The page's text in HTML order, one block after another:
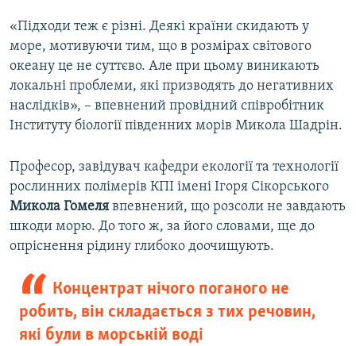
«Підходи теж є різні. Деякі країни скидають у
море, мотивуючи тим, що в розмірах світового
океану це не суттєво. Але при цьому виникають
локальні проблеми, які призводять до негативних
наслідків», – впевнений провідний співробітник
Інституту біології південних морів Микола Шадрін.
Професор, завідувач кафедри екології та технології
рослинних полімерів КПІ імені Ігоря Сікорського
Микола Гомеля впевнений, що розсоли не завдають
шкоди морю. До того ж, за його словами, ще до
опріснення рідину глибоко доочищують.
Концентрат нічого поганого не
робить, він складається з тих речовин,
які були в морській воді